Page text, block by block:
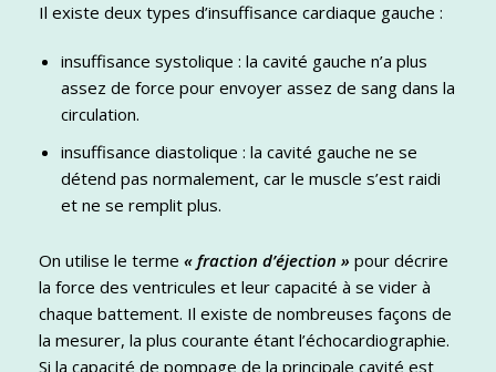
Il existe deux types d’insuffisance cardiaque gauche :
insuffisance systolique : la cavité gauche n’a plus
assez de force pour envoyer assez de sang dans la
circulation.
insuffisance diastolique : la cavité gauche ne se
détend pas normalement, car le muscle s’est raidi
et ne se remplit plus.
On utilise le terme « fraction d’éjection » pour décrire
la force des ventricules et leur capacité à se vider à
chaque battement. Il existe de nombreuses façons de
la mesurer, la plus courante étant l’échocardiographie.
Si la capacité de pompage de la principale cavité est